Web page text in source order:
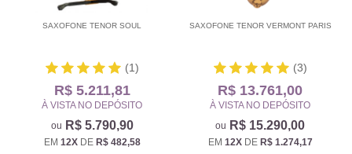
SAXOFONE TENOR SOUL
(1)
R$ 5.211,81
À VISTA NO DEPÓSITO
R$ 5.790,90
EM 12XDE R$ 482,58
SAXOFONE TENOR VERMONT PARIS
(3)
R$ 13.761,00
À VISTA NO DEPÓSITO
R$ 15.290,00
EM 12XDE R$ 1.274,17